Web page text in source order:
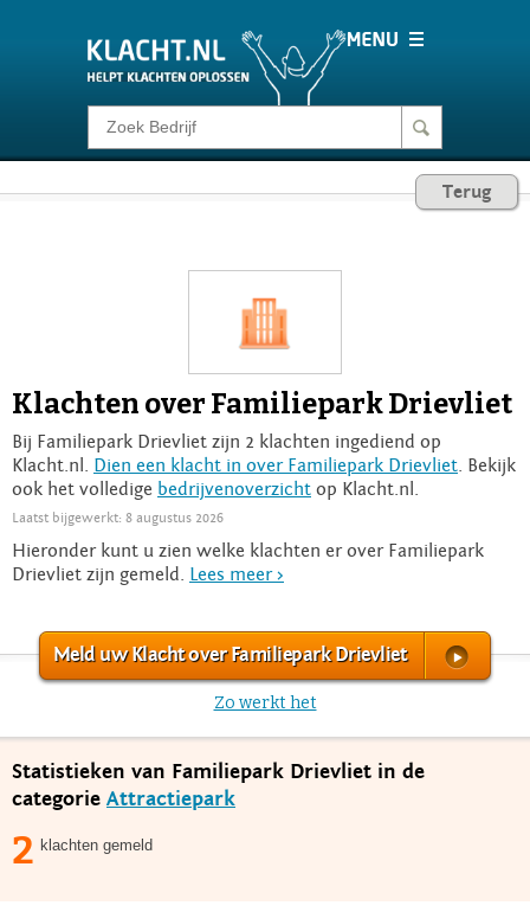
Klacht melden
Login
Terug
Klachten over Familiepark Drievliet
Bij Familiepark Drievliet zijn 2 klachten ingediend op
Klacht.nl. Dien een klacht in over Familiepark Drievliet . Bekijk
ook het volledige bedrijvenoverzicht op Klacht.nl.
Laatst bijgewerkt: 8 augustus 2026
Hieronder kunt u zien welke klachten er over Familiepark
Drievliet zijn gemeld. Lees meer >
Meld uw Klacht over Familiepark Drievliet
Zo werkt het
Statistieken van Familiepark Drievliet in de
categorie Attractiepark
2 klachten gemeld